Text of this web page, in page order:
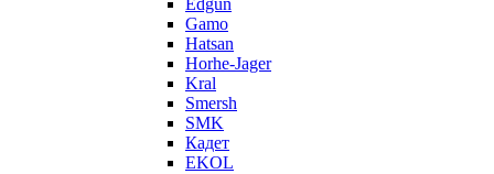
Edgun
Gamo
Hatsan
Horhe-Jager
Kral
Smersh
SMK
Кадет
EKOL